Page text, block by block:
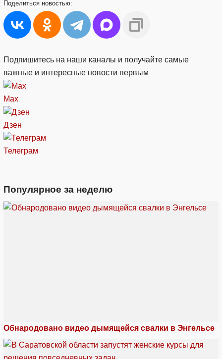
Поделиться новостью:
Подпишитесь на наши каналы и получайте самые
важные и интересные новости первым
Max
Дзен
Телеграм
Популярное за неделю
Обнародовано видео дымящейся свалки в Энгельсе